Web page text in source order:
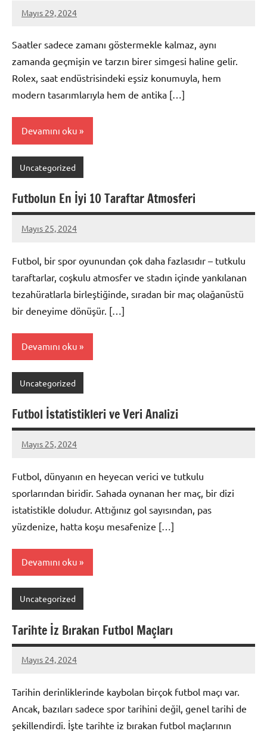
Mayıs 29, 2024
admin
Saatler sadece zamanı göstermekle kalmaz, aynı
zamanda geçmişin ve tarzın birer simgesi haline gelir.
Rolex, saat endüstrisindeki eşsiz konumuyla, hem
modern tasarımlarıyla hem de antika […]
Devamını oku
Uncategorized
Futbolun En İyi 10 Taraftar Atmosferi
Mayıs 25, 2024
admin
Futbol, bir spor oyunundan çok daha fazlasıdır – tutkulu
taraftarlar, coşkulu atmosfer ve stadın içinde yankılanan
tezahüratlarla birleştiğinde, sıradan bir maç olağanüstü
bir deneyime dönüşür. […]
Devamını oku
Uncategorized
Futbol İstatistikleri ve Veri Analizi
Mayıs 25, 2024
admin
Futbol, dünyanın en heyecan verici ve tutkulu
sporlarından biridir. Sahada oynanan her maç, bir dizi
istatistikle doludur. Attığınız gol sayısından, pas
yüzdenize, hatta koşu mesafenize […]
Devamını oku
Uncategorized
Tarihte İz Bırakan Futbol Maçları
Mayıs 24, 2024
admin
Tarihin derinliklerinde kaybolan birçok futbol maçı var.
Ancak, bazıları sadece spor tarihini değil, genel tarihi de
şekillendirdi. İşte tarihte iz bırakan futbol maçlarının